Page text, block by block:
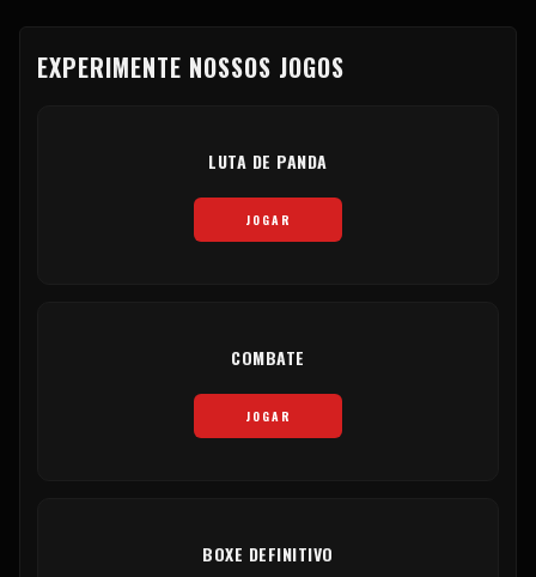
EXPERIMENTE NOSSOS JOGOS
LUTA DE PANDA
JOGAR
COMBATE
JOGAR
BOXE DEFINITIVO